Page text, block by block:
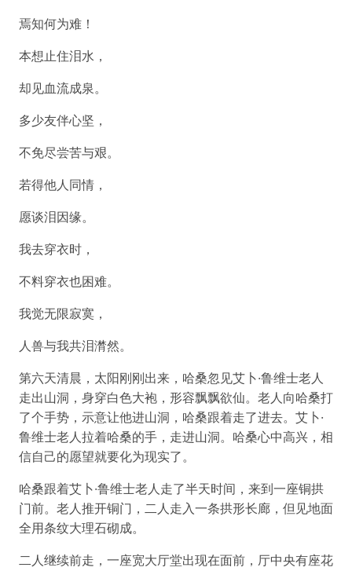
焉知何为难！
本想止住泪水，
却见血流成泉。
多少友伴心坚，
不免尽尝苦与艰。
若得他人同情，
愿谈泪因缘。
我去穿衣时，
不料穿衣也困难。
我觉无限寂寞，
人兽与我共泪潸然。
第六天清晨，太阳刚刚出来，哈桑忽见艾卜·鲁维士老人
走出山洞，身穿白色大袍，形容飘飘欲仙。老人向哈桑打
了个手势，示意让他进山洞，哈桑跟着走了进去。艾卜·
鲁维士老人拉着哈桑的手，走进山洞。哈桑心中高兴，相
信自己的愿望就要化为现实了。
哈桑跟着艾卜·鲁维士老人走了半天时间，来到一座铜拱
门前。老人推开铜门，二人走入一条拱形长廊，但见地面
全用条纹大理石砌成。
二人继续前走，一座宽大厅堂出现在面前，厅中央有座花